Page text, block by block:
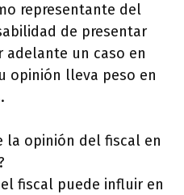
representante del
de presentar
adelante un caso en
opinión lleva peso en
la opinión del fiscal en
fiscal puede influir en